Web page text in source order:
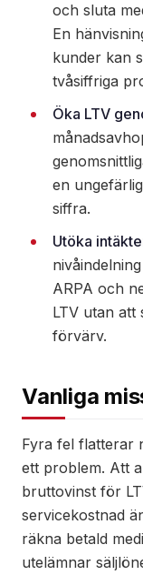
och sluta
En
kunder kan
tvåsiffriga
Öka LTV
en
siffra.
Utöka
ARPA och
LTV utan att
förvärv.
Vanliga
Fyra fel flatterar
ett problem. Att
bruttovinst för
servicekostnad
räkna betald
utelämnar